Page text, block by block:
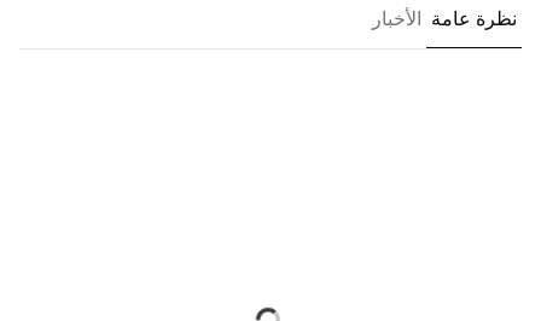
نظرة عامة الأخبار